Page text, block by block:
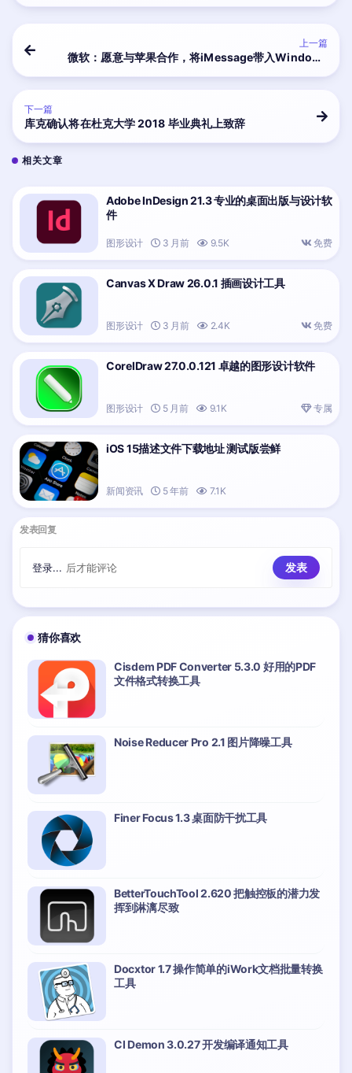
上一篇
微软：愿意与苹果合作，将iMessage带入Windows
下一篇
库克确认将在杜克大学 2018 毕业典礼上致辞
相关文章
Adobe InDesign 21.3 专业的桌面出版与设计软
件
图形设计 3 月前 9.5K 免费
Canvas X Draw 26.0.1 插画设计工具
图形设计 3 月前 2.4K 免费
CorelDraw 27.0.0.121 卓越的图形设计软件
图形设计 5 月前 9.1K 专属
iOS 15描述文件下载地址 测试版尝鲜
新闻资讯 5 年前 7.1K
发表回复
登录... 后才能评论
猜你喜欢
Cisdem PDF Converter 5.3.0 好用的PDF
文件格式转换工具
Noise Reducer Pro 2.1 图片降噪工具
Finer Focus 1.3 桌面防干扰工具
BetterTouchTool 2.620 把触控板的潜力发
挥到淋漓尽致
Docxtor 1.7 操作简单的iWork文档批量转换
工具
CI Demon 3.0.27 开发编译通知工具